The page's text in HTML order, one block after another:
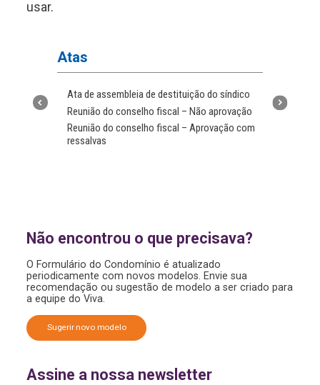
usar.
Atas
Ata de assembleia de destituição do síndico
Reunião do conselho fiscal – Não aprovação
Reunião do conselho fiscal – Aprovação com
ressalvas
Não encontrou o que precisava?
O Formulário do Condomínio é atualizado
periodicamente com novos modelos. Envie sua
recomendação ou sugestão de modelo a ser criado para
a equipe do Viva.
Sugerir novo modelo
Assine a nossa newsletter